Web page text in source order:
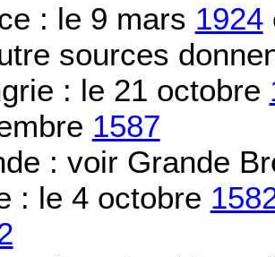
: le 9 mars 1924
sources
: le 21 octobre
1587
: voir Grande
: le 4 octobre